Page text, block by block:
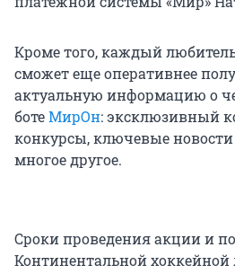
Кроме того, каждый
сможет еще оперативнее
актуальную информацию о
ботеМирОн: эксклюзивный
конкурсы, ключевые
многое другое.
Сроки проведения акции и
Континентальной